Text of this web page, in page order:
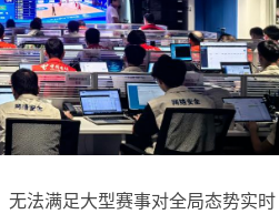
法满足大型赛事对全局态势实时